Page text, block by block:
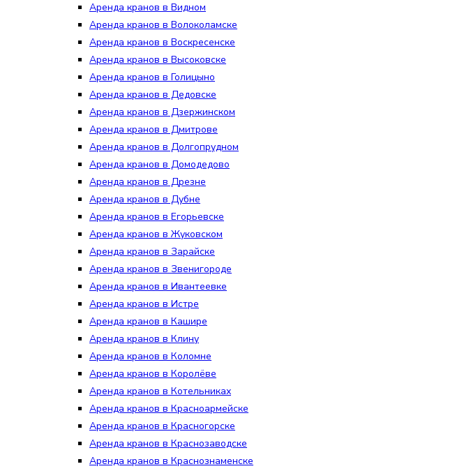
Аренда кранов в Видном
Аренда кранов в Волоколамске
Аренда кранов в Воскресенске
Аренда кранов в Высоковске
Аренда кранов в Голицыно
Аренда кранов в Дедовске
Аренда кранов в Дзержинском
Аренда кранов в Дмитрове
Аренда кранов в Долгопрудном
Аренда кранов в Домодедово
Аренда кранов в Дрезне
Аренда кранов в Дубне
Аренда кранов в Егорьевске
Аренда кранов в Жуковском
Аренда кранов в Зарайске
Аренда кранов в Звенигороде
Аренда кранов в Ивантеевке
Аренда кранов в Истре
Аренда кранов в Кашире
Аренда кранов в Клину
Аренда кранов в Коломне
Аренда кранов в Королёве
Аренда кранов в Котельниках
Аренда кранов в Красноармейске
Аренда кранов в Красногорске
Аренда кранов в Краснозаводске
Аренда кранов в Краснознаменске